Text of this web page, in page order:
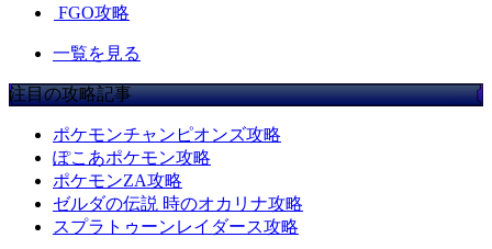
FGO攻略
一覧を見る
注目の攻略記事
ポケモンチャンピオンズ攻略
ぽこあポケモン攻略
ポケモンZA攻略
ゼルダの伝説 時のオカリナ攻略
スプラトゥーンレイダース攻略